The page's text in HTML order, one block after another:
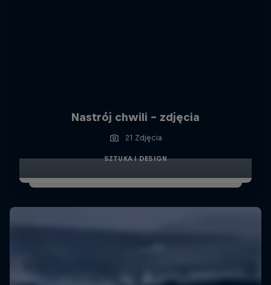
Nastrój chwili - zdjęcia
21 Zdjęcia
SZTUKA I DESIGN